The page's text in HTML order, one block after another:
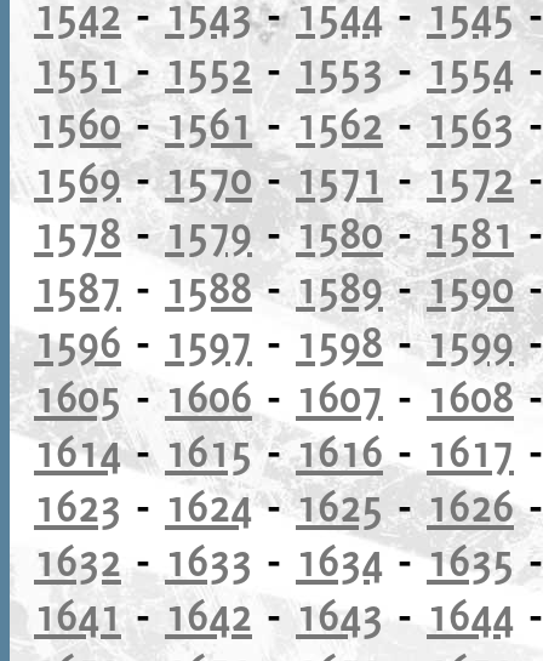
1542 - 1543-1544 - 1545
1551 - 1552 - 1553 - 1554
1560-1561- 1562-1563
1569-1570-1571 -1572
1578 -1579 -1580-1581
1587 - 1588-1589-1590
1596 - 1597 - 1598-1599
1605- 1606 - 1607 - 1608
1614- 1615-1616- 1617
1623 - 1624-1625-1626
1632 - 1633 - 1634-1635
1641 - 1642 - 1643 - 1644